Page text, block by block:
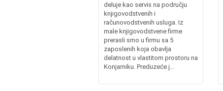
deluje kao servis na području
knjigovodstvenih i
računovodstvenih usluga. Iz
male knjigovodstvene firme
prerasli smo u firmu sa 5
zaposlenih koja obavlja
delatnost u vlastitom prostoru na
Konjarniku. Preduzeće j...